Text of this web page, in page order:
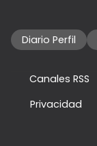
Diario Perfil
Canales RSS
Privacidad